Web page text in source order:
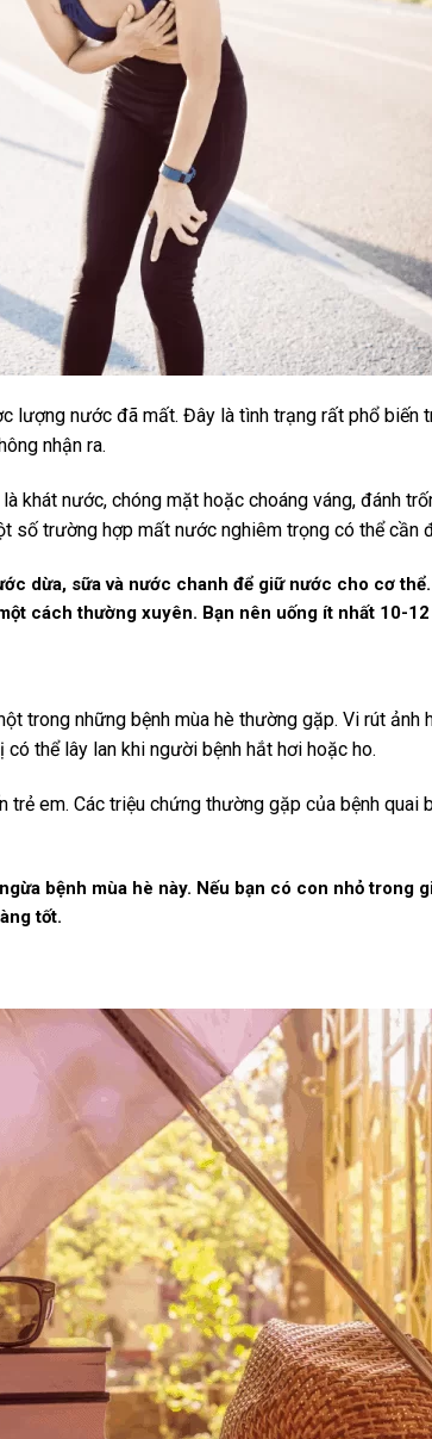
lượng nước đã mất. Đây là tình trạng rất phổ biến
nhận ra.
khát nước, chóng mặt hoặc choáng váng, đánh
số trường hợp mất nước nghiêm trọng có thể cần
dừa, sữa và nước chanh để giữ nước cho cơ
cách thường xuyên. Bạn nên uống ít nhất 10-
trong những bệnh mùa hè thường gặp. Vi rút ảnh
thể lây lan khi người bệnh hắt hơi hoặc ho.
trẻ em. Các triệu chứng thường gặp của bệnh quai
bệnh mùa hè này. Nếu bạn có con nhỏ trong
tốt.